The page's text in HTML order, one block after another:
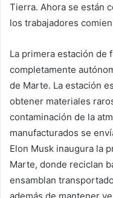
Tierra. Ahora se están
los trabajadores
La primera estación de
completamente
de Marte. La estación
obtener materiales
contaminación de la
manufacturados se
Elon Musk inaugura la
Marte, donde reciclan
ensamblan